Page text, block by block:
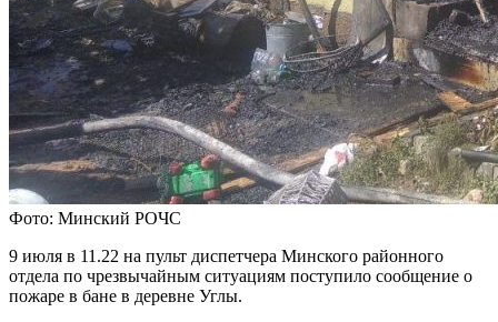
Фото: Минский РОЧС
9 июля в 11.22 на пульт диспетчера Минского районного
отдела по чрезвычайным ситуациям поступило сообщение о
пожаре в бане в деревне Углы.